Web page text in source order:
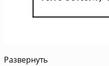
Развернуть